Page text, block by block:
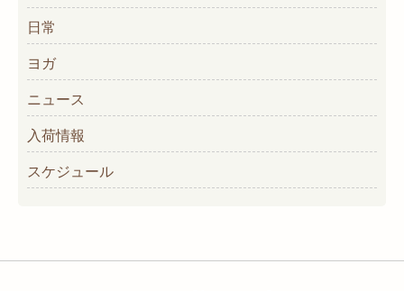
日常
ヨガ
ニュース
入荷情報
スケジュール